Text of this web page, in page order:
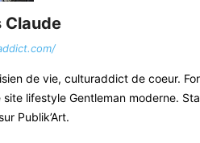
Claude
de vie, culturaddict de coeur.
lifestyle Gentleman moderne.
Publik’Art.